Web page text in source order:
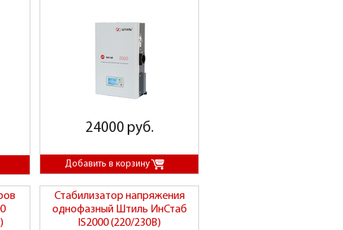
24000 руб.
Стабилизатор напряжения
однофазный Штиль ИнСтаб
IS2000 (220/230В)